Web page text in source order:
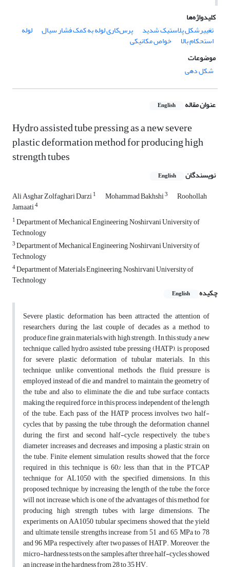
کلیدواژه‌ها
تغییرشکل پلاستیک شدید
پرس‌کاری لوله به کمک فشار سیال لوله
استحکام بالا
خواص مکانیکی
موضوعات
شکل دهی
عنوان مقاله English
Hydro assisted tube pressing as a new severe
plastic deformation method for producing high
strength tubes
نویسندگان English
Ali Asghar Zolfaghari Darzi1 Mohammad Bakhshi3 Roohollah
Jamaati4
1Department of Mechanical Engineering, Noshirvani University of
Technology
3Department of Mechanical Engineering, Noshirvani University of
Technology
4Department of Materials Engineering, Noshirvani University of
Technology
چکیده
English
Severe plastic deformation has been attracted the attention of
researchers during the last couple of decades as a method to
produce fine grain materials with high strength. In this study a new
technique, called hydro assisted tube pressing (HATP), is proposed
for severe plastic deformation of tubular materials. In this
technique, unlike conventional methods, the fluid pressure is
employed instead of die and mandrel, to maintain the geometry of
the tube, and also to eliminate the die and tube surface contacts,
making the required force in this process independent of the length
of the tube. Each pass of the HATP process involves two half-
cycles that by passing the tube through the deformation channel
during the first and second half-cycle, respectively, the tube’s
diameter increases and decreases and imposing a plastic strain on
the tube. Finite element simulation results showed that the force
required in this technique is 60% less than that in the PTCAP
technique for AL1050 with the specified dimensions. In this
proposed technique, by increasing the length of the tube, the force
will not increase, which is one of the advantages of this method for
producing high strength tubes with large dimensions. The
experiments on AA1050 tubular specimens showed that the yield
and ultimate tensile strengths increase from 51 and 65 MPa to 78
and 96 MPa, respectively, after two passes of HATP. Moreover, the
micro-hardness tests on the samples after three half-cycles showed